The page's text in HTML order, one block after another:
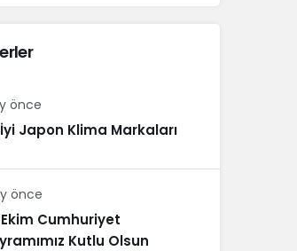
önce
İyi Japon Klima Markaları
önce
Cumhuriyet
Kutlu Olsun